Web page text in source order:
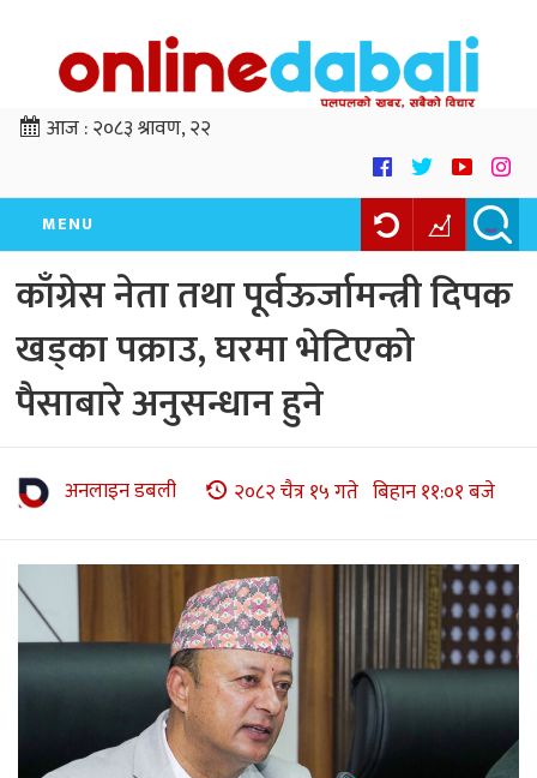
आज :२०८३ श्रावण, २२
MENU
काँग्रेस नेता तथा पूर्वऊर्जामन्त्री दिपक
खड्का पक्राउ, घरमा भेटिएको
पैसाबारे अनुसन्धान हुने
अनलाइन डबली २०८२ चैत्र १५ गते बिहान ११:०१ बजे